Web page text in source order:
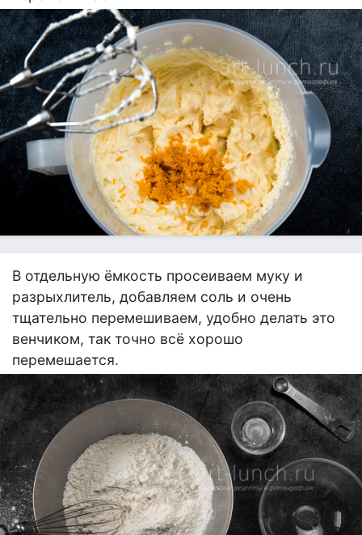
В отдельную ёмкость просеиваем муку и
разрыхлитель, добавляем соль и очень
тщательно перемешиваем, удобно делать это
венчиком, так точно всё хорошо
перемешается.